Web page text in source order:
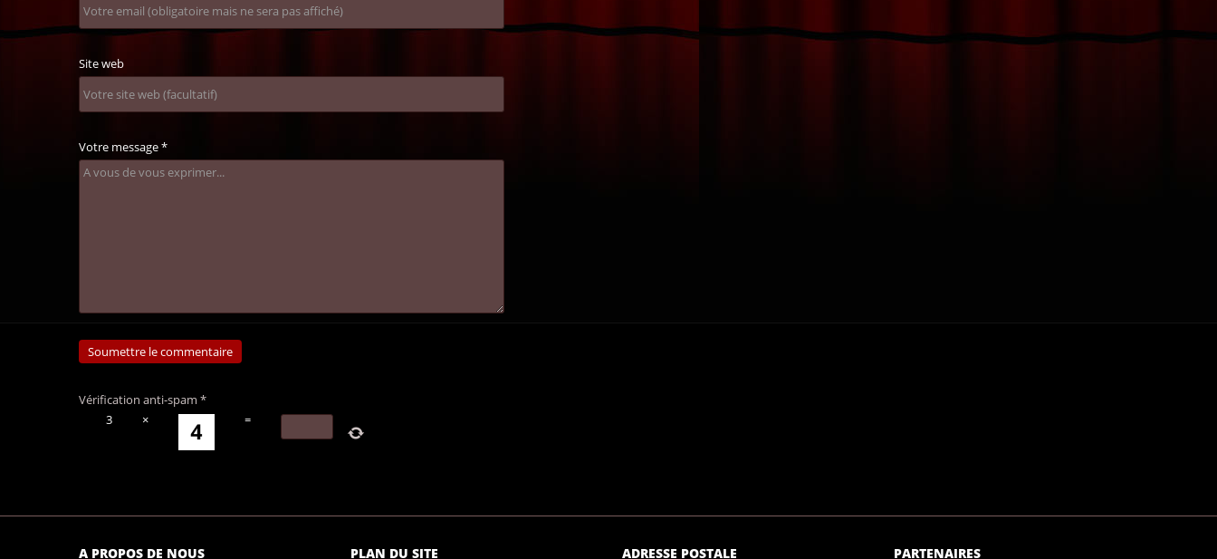
Site web
Votre message*
Vérification anti-spam *
3
× =
A PROPOS DE NOUS PLAN DU SITE ADRESSE POSTALE PARTENAIRES